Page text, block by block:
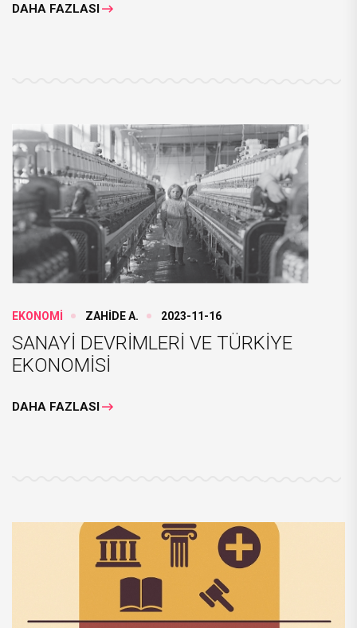
DAHA FAZLASI
EKONOMİ ZAHİDE A. 2023-11-16
SANAYİ DEVRİMLERİ VE TÜRKİYE
EKONOMİSİ
DAHA FAZLASI